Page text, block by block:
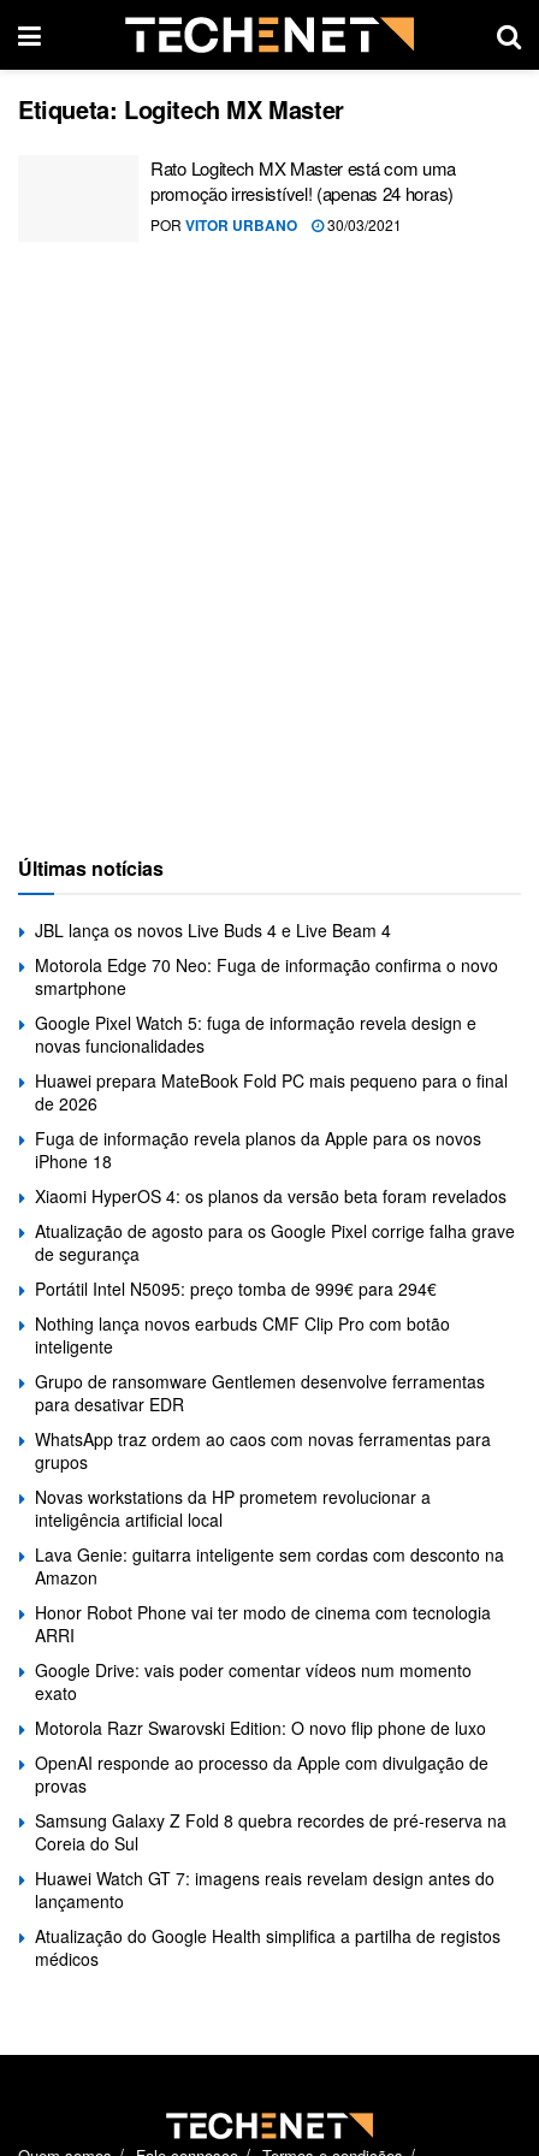
Etiqueta: Logitech MX Master
Rato Logitech MX Master está com uma
promoção irresistível! (apenas 24 horas)
POR VITOR URBANO 30/03/2021
Últimas notícias
JBL lança os novos Live Buds 4 e Live Beam 4
Motorola Edge 70 Neo: Fuga de informação confirma o novo
smartphone
Google Pixel Watch 5: fuga de informação revela design e
novas funcionalidades
Huawei prepara MateBook Fold PC mais pequeno para o final
de 2026
Fuga de informação revela planos da Apple para os novos
iPhone 18
Xiaomi HyperOS 4: os planos da versão beta foram revelados
Atualização de agosto para os Google Pixel corrige falha grave
de segurança
Portátil Intel N5095: preço tomba de 999€ para 294€
Nothing lança novos earbuds CMF Clip Pro com botão
inteligente
Grupo de ransomware Gentlemen desenvolve ferramentas
para desativar EDR
WhatsApp traz ordem ao caos com novas ferramentas para
grupos
Novas workstations da HP prometem revolucionar a
inteligência artificial local
Lava Genie: guitarra inteligente sem cordas com desconto na
Amazon
Honor Robot Phone vai ter modo de cinema com tecnologia
ARRI
Google Drive: vais poder comentar vídeos num momento
exato
Motorola Razr Swarovski Edition: O novo flip phone de luxo
OpenAI responde ao processo da Apple com divulgação de
provas
Samsung Galaxy Z Fold 8 quebra recordes de pré-reserva na
Coreia do Sul
Huawei Watch GT 7: imagens reais revelam design antes do
lançamento
Atualização do Google Health simplifica a partilha de registos
médicos